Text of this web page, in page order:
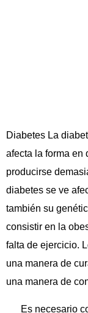
Diabetes La
afecta la forma en
producirse
diabetes se ve
también su
consistir en la
falta de ejercicio.
una manera de
una manera de
Es necesario